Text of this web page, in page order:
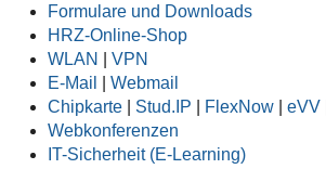
Formulare und Downloads
HRZ-Online-Shop
WLAN
VPN
E-Mail
Webmail
Chipkarte| Stud.IP FlexNow| eVV|
Webkonferenzen
IT-Sicherheit (E-Learning)